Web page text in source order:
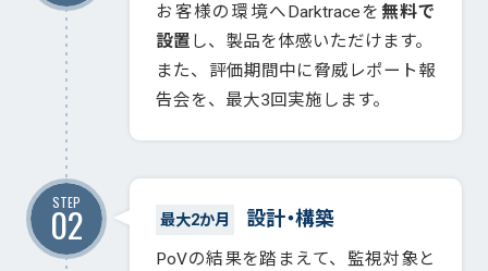
お客様の環境へDarktraceを 無料で
設置 し、製品を体感いただけます。
また、評価期間中に脅威レポート報
告会を、最大3回実施します。
STEP
02 最大2か月 設計・構築
PoVの結果を踏まえて、監視対象と